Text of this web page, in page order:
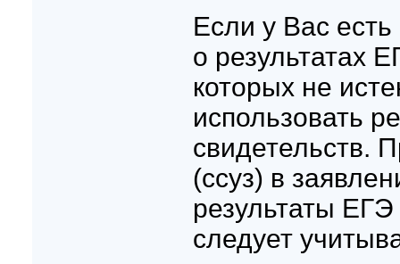
Если у Вас есть
о результатах
которых не
использовать
свидетельств.
(ссуз) в
результаты
следует